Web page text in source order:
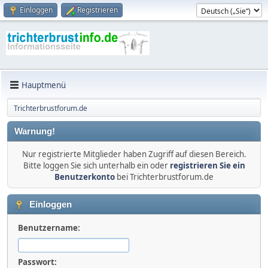
Einloggen Registrieren
Hauptmenü
Trichterbrustforum.de
Warnung!
Nur registrierte Mitglieder haben Zugriff auf diesen Bereich.
Bitte loggen Sie sich unterhalb ein oder registrieren Sie ein
Benutzerkonto bei Trichterbrustforum.de
Einloggen
Benutzername:
Passwort: